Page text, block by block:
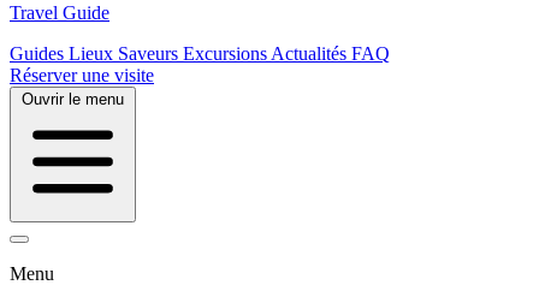
Travel Guide
Guides Lieux Saveurs Excursions Actualités FAQ
Réserver une visite
Ouvrir le menu
Menu